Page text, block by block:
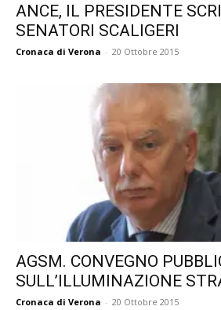
ANCE, IL PRESIDENTE
SENATORI SCALIGERI
Cronaca di Verona - 20 Ottobre 2015
AGSM. CONVEGNO
SULL’ILLUMINAZIONE
Cronaca di Verona - 20 Ottobre 2015